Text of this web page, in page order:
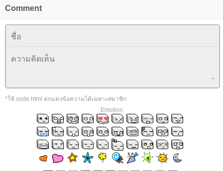
Comment
*ใช้ code html ตกแต่งข้อความได้เฉพาะสมาชิก
Emotion